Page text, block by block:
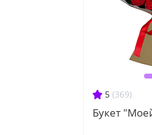
5 (369)
Букет